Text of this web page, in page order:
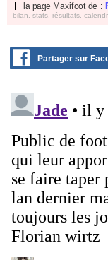
la page Maxifoot de :
bilan, stats, résultats,
Partager sur